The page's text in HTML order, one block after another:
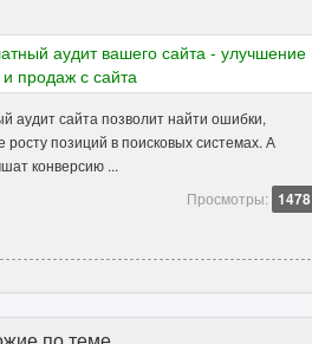
аудит сайта позволит найти ошибки,
позиций в поисковых системах. А
конверсию ...
Просмотры: 1478